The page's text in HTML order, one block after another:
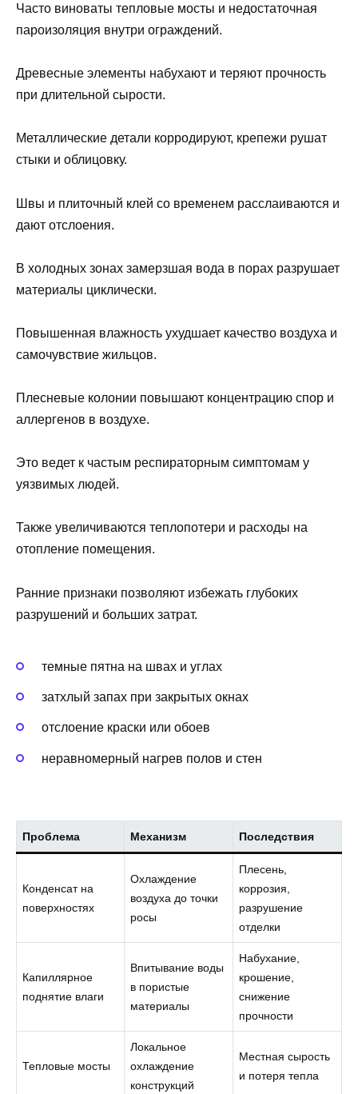
Часто виноваты тепловые мосты и недостаточная
пароизоляция внутри ограждений.
Древесные элементы набухают и теряют прочность
при длительной сырости.
Металлические детали корродируют, крепежи рушат
стыки и облицовку.
Швы и плиточный клей со временем расслаиваются и
дают отслоения.
В холодных зонах замерзшая вода в порах разрушает
материалы циклически.
Повышенная влажность ухудшает качество воздуха и
самочувствие жильцов.
Плесневые колонии повышают концентрацию спор и
аллергенов в воздухе.
Это ведет к частым респираторным симптомам у
уязвимых людей.
Также увеличиваются теплопотери и расходы на
отопление помещения.
Ранние признаки позволяют избежать глубоких
разрушений и больших затрат.
темные пятна на швах и углах
затхлый запах при закрытых окнах
отслоение краски или обоев
неравномерный нагрев полов и стен
Проблема Механизм Последствия
Конденсат на
поверхностях
Охлаждение
воздуха до точки
росы
Плесень,
коррозия,
разрушение
отделки
Капиллярное
поднятие влаги
Впитывание воды
в пористые
материалы
Набухание,
крошение,
снижение
прочности
Тепловые мосты
Локальное
охлаждение
конструкций
Местная сырость
и потеря тепла